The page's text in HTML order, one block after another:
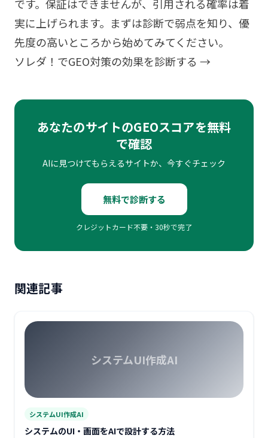
です。保証はできませんが、引用される確率は着
実に上げられます。まずは診断で弱点を知り、優
先度の高いところから始めてみてください。
ソレダ！でGEO対策の効果を診断する →
あなたのサイトのGEOスコアを無料
で確認
AIに見つけてもらえるサイトか、今すぐチェック
無料で診断する
クレジットカード不要・30秒で完了
関連記事
システムUI作成AI
システムUI作成AI
システムのUI・画面をAIで設計する方法